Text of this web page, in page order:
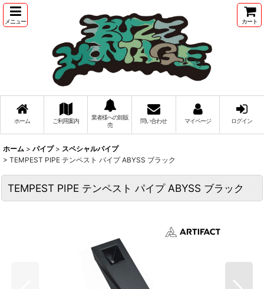
メニュー カート
ホーム ご利用案内
業者様への卸販
売
問い合わせ マイページ ログイン
ホーム > パイプ > スペシャルパイプ
> TEMPEST PIPE テンペスト パイプ ABYSS ブラック
TEMPEST PIPE テンペスト パイプ ABYSS ブラック